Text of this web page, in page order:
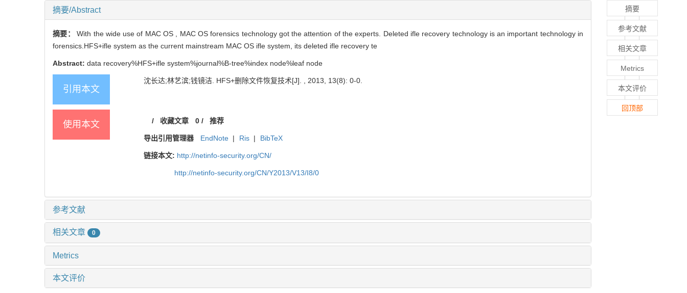
摘要/Abstract
摘要：With the wide use of MAC OS , MAC OS forensics technology got the attention of the experts. Deleted ifle recovery technology is an important technology in
forensics.HFS+ifle system as the current mainstream MAC OS ifle system, its deleted ifle recovery te
Abstract: data recovery%HFS+ifle system%journal%B-tree%index node%leaf node
引用本文
沈长达;林艺滨;钱镜洁. HFS+删除文件恢复技术[J]. , 2013, 13(8): 0-0.
使用本文 / 收藏文章 0/ 推荐
导出引用管理器 EndNote | Ris | BibTeX
链接本文: http://netinfo-security.org/CN/
http://netinfo-security.org/CN/Y2013/V13/I8/0
参考文献
相关文章 0
Metrics
本文评价
摘要
参考文献
相关文章
Metrics
本文评价
回顶部